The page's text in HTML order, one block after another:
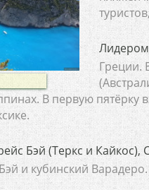
Лидером
Греции.
В первую пятёрку
Бэй (Теркс и
и кубинский Варадеро.